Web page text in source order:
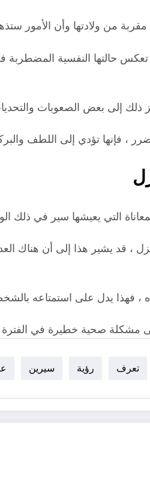
من ولادتها وأن الأمور
تعكس حالتها النفسية
إلى بعض الصعوبات
ضرر ، فإنها تؤدي إلى اللطف
التي يعيشها سير في
، قد يشير هذا إلى أن هناك
، فهذا يدل على استمتاعه
مشكلة صحية خطيرة في
تعرف رؤية سيرين